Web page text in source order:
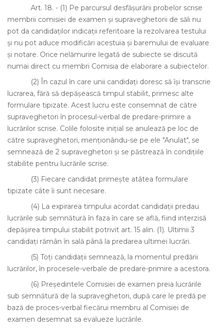
Art. 18. - (1) Pe parcursul desfăşurării probelor scrise
membrii comisiei de examen şi supraveghetorii de săli nu
pot da candidaţilor indicaţii referitoare la rezolvarea testului
şi nu pot aduce modificări acestuia şi baremului de evaluare
şi notare. Orice nelămurire legată de subiecte se discută
numai direct cu membri Comisia de elaborare a subiectelor.
(2) În cazul în care unii candidaţi doresc să îşi transcrie
lucrarea, fără să depăşească timpul stabilit, primesc alte
formulare tipizate. Acest lucru este consemnat de către
supraveghetori în procesul-verbal de predare-primire a
lucrărilor scrise. Colile folosite iniţial se anulează pe loc de
către supraveghetori, menţionându-se pe ele "Anulat", se
semnează de 2 supraveghetori şi se păstrează în condiţiile
stabilite pentru lucrările scrise.
(3) Fiecare candidat primeşte atâtea formulare
tipizate câte îi sunt necesare.
(4) La expirarea timpului acordat candidaţii predau
lucrările sub semnătură în faza în care se află, fiind interzisă
depăşirea timpului stabilit potrivit art. 15 alin. (1). Ultimii 3
candidaţi rămân în sală până la predarea ultimei lucrări.
(5) Toţi candidaţii semnează, la momentul predării
lucrărilor, în procesele-verbale de predare-primire a acestora.
(6) Preşedintele Comisiei de examen preia lucrările
sub semnătură de la supraveghetori, după care le predă pe
bază de proces-verbal fiecărui membru al Comisiei de
examen desemnat sa evalueze lucrările.